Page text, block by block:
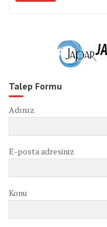
Talep Formu
Adınız
E-posta adresiniz
Konu